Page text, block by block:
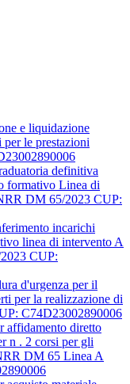
e liquidazione
le prestazioni
definitiva
formativo Linea di
DM 65/2023 CUP:
incarichi
linea di intervento A
CUP:
d'urgenza per il
per la realizzazione di
C74D23002890006
affidamento diretto
n . 2 corsi per gli
DM 65 Linea A